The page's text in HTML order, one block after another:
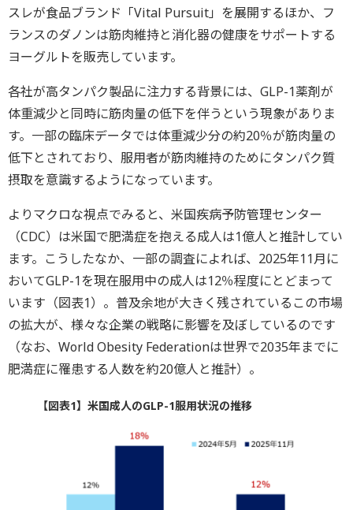
スレが食品ブランド「Vital Pursuit」を展開するほか、フ
ランスのダノンは筋肉維持と消化器の健康をサポートする
ヨーグルトを販売しています。
各社が高タンパク製品に注力する背景には、GLP-1薬剤が
体重減少と同時に筋肉量の低下を伴うという現象がありま
す。一部の臨床データでは体重減少分の約20％が筋肉量の
低下とされており、服用者が筋肉維持のためにタンパク質
摂取を意識するようになっています。
よりマクロな視点でみると、米国疾病予防管理センター
（CDC）は米国で肥満症を抱える成人は1億人と推計してい
ます。こうしたなか、一部の調査によれば、2025年11月に
おいてGLP-1を現在服用中の成人は12％程度にとどまって
います（図表1）。普及余地が大きく残されているこの市場
の拡大が、様々な企業の戦略に影響を及ぼしているのです
（なお、World Obesity Federationは世界で2035年までに
肥満症に罹患する人数を約20億人と推計）。
【図表1】米国成人のGLP-1服用状況の推移